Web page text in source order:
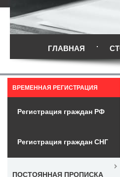
ГЛАВНАЯ
ВРЕМЕННАЯ РЕГИСТРАЦИЯ
Регистрация граждан РФ
Регистрация граждан СНГ
ПОСТОЯННАЯ ПРОПИСКА